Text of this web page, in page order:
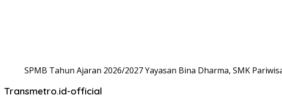
SPMB Tahun Ajaran 2026/2027 Yayasan Bina Dharma, SMK
Transmetro.id-official